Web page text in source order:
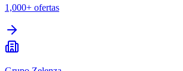
1,000+ ofertas